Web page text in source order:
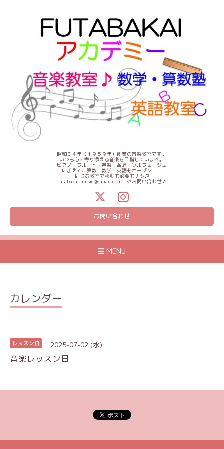
昭和３４年（１９５９年）創業の音楽教室です。
いつも心に寄り添える音楽を目指しています。
ピアノ・フルート・声楽・合唱・ソルフェージュ
に加えて、算数・数学・英語もオープン！！
同じお教室で移動も必要もナシ♫
futabakai.music@gmail.com ⇦お問い合わせ🎵
お問い合わせ
MENU
カレンダー
レッスン日 2025-07-02 (水)
音楽レッスン日